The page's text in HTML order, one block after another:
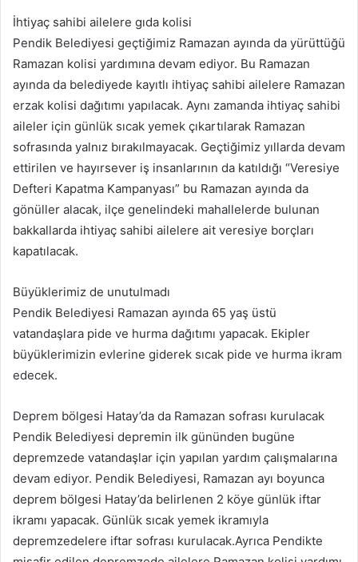
İhtiyaç sahibi ailelere gıda kolisi
Pendik Belediyesi geçtiğimiz Ramazan ayında da yürüttüğü
Ramazan kolisi yardımına devam ediyor. Bu Ramazan
ayında da belediyede kayıtlı ihtiyaç sahibi ailelere Ramazan
erzak kolisi dağıtımı yapılacak. Aynı zamanda ihtiyaç sahibi
aileler için günlük sıcak yemek çıkartılarak Ramazan
sofrasında yalnız bırakılmayacak. Geçtiğimiz yıllarda devam
ettirilen ve hayırsever iş insanlarının da katıldığı “Veresiye
Defteri Kapatma Kampanyası” bu Ramazan ayında da
gönüller alacak, ilçe genelindeki mahallelerde bulunan
bakkallarda ihtiyaç sahibi ailelere ait veresiye borçları
kapatılacak.
Büyüklerimiz de unutulmadı
Pendik Belediyesi Ramazan ayında 65 yaş üstü
vatandaşlara pide ve hurma dağıtımı yapacak. Ekipler
büyüklerimizin evlerine giderek sıcak pide ve hurma ikram
edecek.
Deprem bölgesi Hatay’da da Ramazan sofrası kurulacak
Pendik Belediyesi depremin ilk gününden bugüne
depremzede vatandaşlar için yapılan yardım çalışmalarına
devam ediyor. Pendik Belediyesi, Ramazan ayı boyunca
deprem bölgesi Hatay’da belirlenen 2 köye günlük iftar
ikramı yapacak. Günlük sıcak yemek ikramıyla
depremzedelere iftar sofrası kurulacak.Ayrıca Pendikte